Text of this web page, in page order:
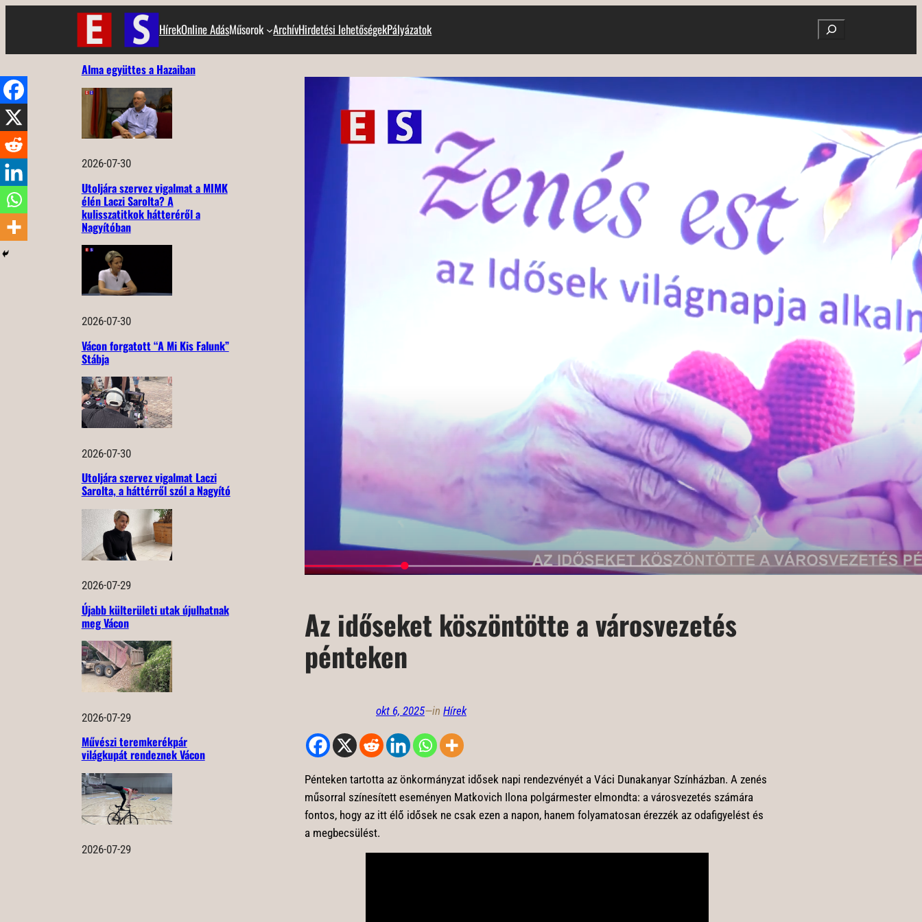
HírekOnline AdásMűsorok ArchívHirdetési lehetőségekPályázatok Search
Alma együttes a Hazaiban
2026-07-30
Utoljára szervez vigalmat a MIMK
élén Laczi Sarolta? A
kulisszatitkok hátteréről a
Nagyítóban
2026-07-30
Vácon forgatott “A Mi Kis Falunk”
Stábja
2026-07-30
Utoljára szervez vigalmat Laczi
Sarolta, a háttérről szól a Nagyító
2026-07-29
Újabb külterületi utak újulhatnak
meg Vácon
2026-07-29
Művészi teremkerékpár
világkupát rendeznek Vácon
2026-07-29
Az időseket köszöntötte a városvezetés
pénteken
okt 6, 2025—in Hírek
Pénteken tartotta az önkormányzat idősek napi rendezvényét a Váci Dunakanyar Színházban. A zenés
műsorral színesített eseményen Matkovich Ilona polgármester elmondta: a városvezetés számára
fontos, hogy az itt élő idősek ne csak ezen a napon, hanem folyamatosan érezzék az odafigyelést és
a megbecsülést.